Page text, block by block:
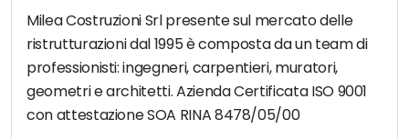
Milea Costruzioni Srl presente sul mercato delle
ristrutturazioni dal 1995 è composta da un team di
professionisti: ingegneri, carpentieri, muratori,
geometri e architetti. Azienda Certificata ISO 9001
con attestazione SOA RINA 8478/05/00